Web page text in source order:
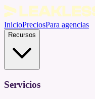
InicioPreciosPara agencias
Recursos
Servicios